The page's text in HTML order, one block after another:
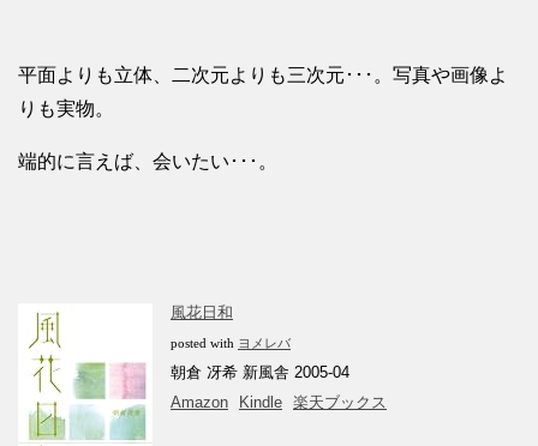
平面よりも立体、二次元よりも三次元･･･。写真や画像よ
りも実物。
端的に言えば、会いたい･･･。
風花日和
posted with ヨメレバ
朝倉 冴希 新風舎 2005-04
Amazon
Kindle 楽天ブックス